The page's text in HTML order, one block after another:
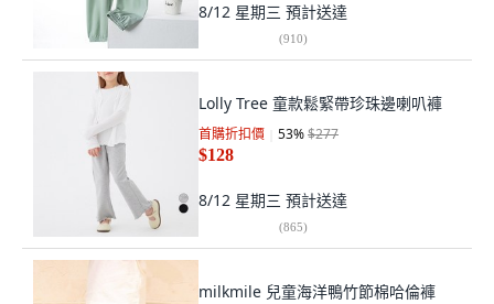
8/12 星期三 預計送達
(910)
Lolly Tree 童款鬆緊帶珍珠邊喇叭褲
首購折扣價 53%$277
$128
8/12 星期三 預計送達
(865)
milkmile 兒童海洋鴨竹節棉哈倫褲